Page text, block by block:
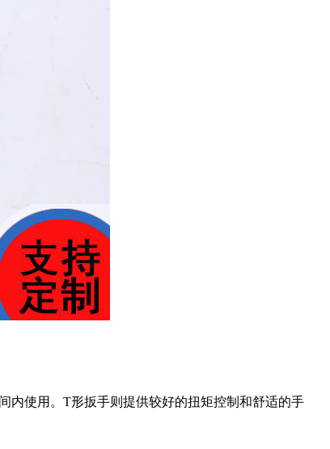
内使用。T形扳手则提供较好的扭矩控制和舒适的手